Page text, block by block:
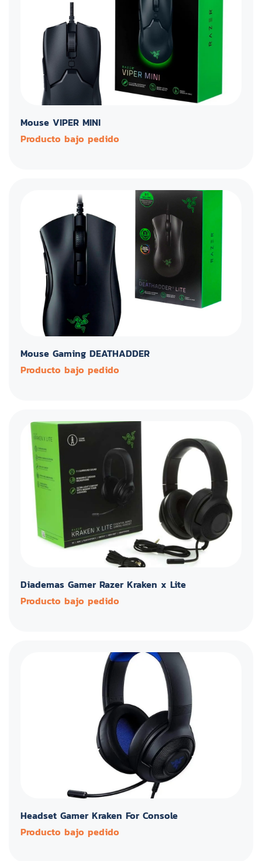
Mouse VIPER MINI
Producto bajo pedido
Mouse Gaming DEATHADDER
Producto bajo pedido
Diademas Gamer Razer Kraken x Lite
Producto bajo pedido
Headset Gamer Kraken For Console
Producto bajo pedido